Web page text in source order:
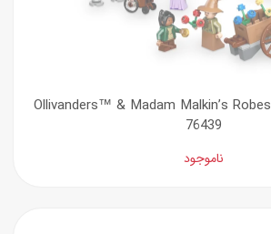
لگو هری پاتر مدل Ollivanders™ & Madam Malkin’s Robes
76439
ناموجود